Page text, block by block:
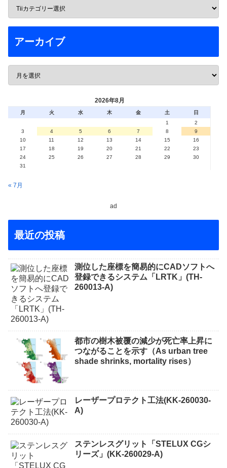
アーカイブ
2026年8月
月 火 水 木 金 土
日
1
2
3
4 5 6 7 8
9
10
11 12 13 14 15
16
17
18 19 20 21 22
23
24
25 26 27 28 29
30
31
« 7月
ad
最近の投稿
測位した座標を簡易的にCADソフトへ
登録できるシステム「LRTK」(TH-
260013-A)
都市の樹木被覆の減少が死亡率上昇に
つながることを示す（As urban tree
shade shrinks, mortality rises）
レーザープロテクト⼯法(KK-260030-
A)
ステンレスグリット「STELUX CGシ
リーズ」(KK-260029-A)